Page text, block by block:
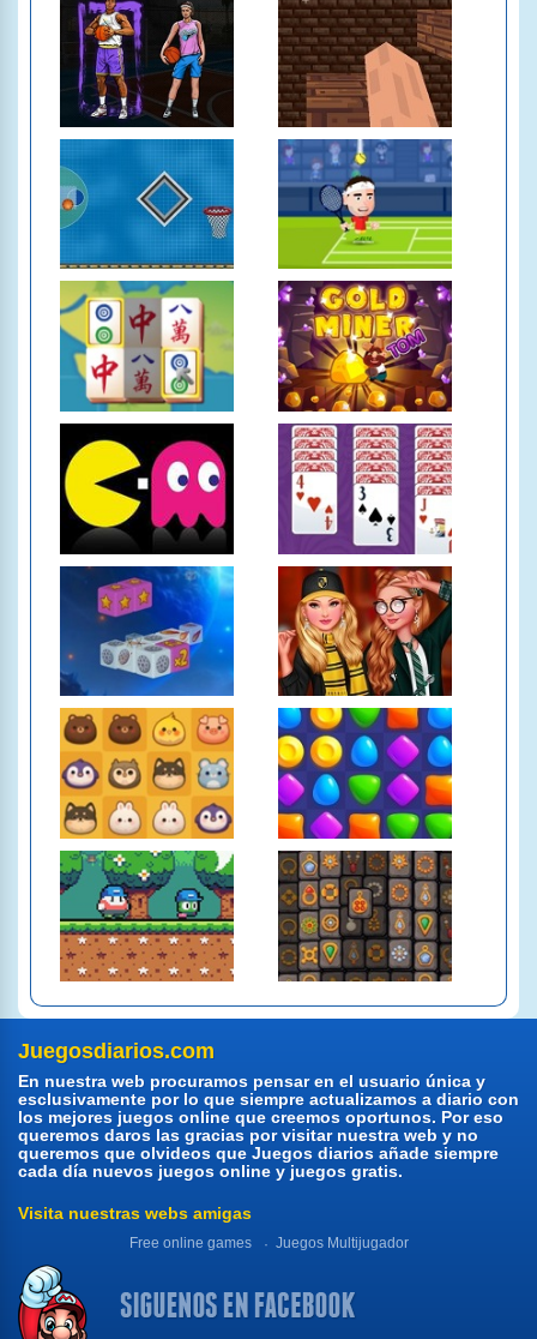
Juegosdiarios.com
En nuestra web procuramos pensar en el usuario única y
esclusivamente por lo que siempre actualizamos a diario con
los mejores juegos online que creemos oportunos. Por eso
queremos daros las gracias por visitar nuestra web y no
queremos que olvideos que Juegos diarios añade siempre
cada día nuevos juegos online y juegos gratis.
Visita nuestras webs amigas
Free online games Juegos Multijugador